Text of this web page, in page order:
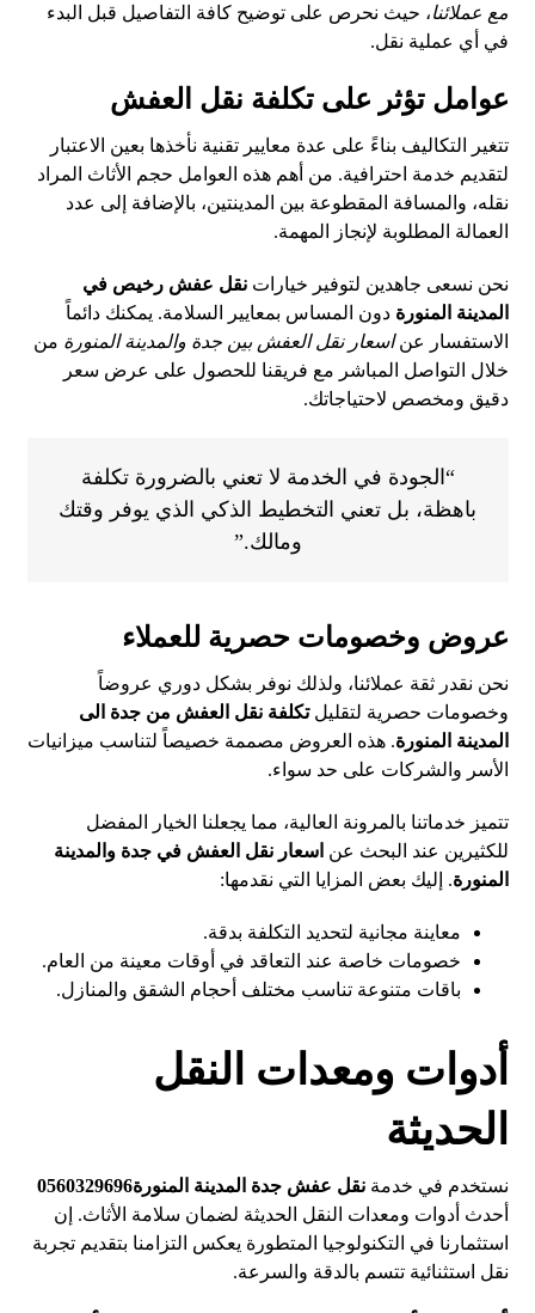
مع عملائنا، حيث نحرص على توضيح كافة التفاصيل قبل البدء
في أي عملية نقل.
عوامل تؤثر على تكلفة نقل العفش
تتغير التكاليف بناءً على عدة معايير تقنية نأخذها بعين الاعتبار
لتقديم خدمة احترافية. من أهم هذه العوامل حجم الأثاث المراد
نقله، والمسافة المقطوعة بين المدينتين، بالإضافة إلى عدد
العمالة المطلوبة لإنجاز المهمة.
نحن نسعى جاهدين لتوفير خياراتنقل عفش رخيص في
المدينة المنورة دون المساس بمعايير السلامة. يمكنك دائماً
الاستفسار عناسعار نقل العفش بين جدة والمدينة المنورة من
خلال التواصل المباشر مع فريقنا للحصول على عرض سعر
دقيق ومخصص لاحتياجاتك.
“الجودة في الخدمة لا تعني بالضرورة تكلفة
باهظة، بل تعني التخطيط الذكي الذي يوفر وقتك
ومالك.”
عروض وخصومات حصرية للعملاء
نحن نقدر ثقة عملائنا، ولذلك نوفر بشكل دوري عروضاً
وخصومات حصرية لتقليلتكلفة نقل العفش من جدة الى
المدينة المنورة. هذه العروض مصممة خصيصاً لتناسب ميزانيات
الأسر والشركات على حد سواء.
تتميز خدماتنا بالمرونة العالية، مما يجعلنا الخيار المفضل
للكثيرين عند البحث عن اسعار نقل العفش في جدة والمدينة
المنورة. إليك بعض المزايا التي نقدمها:
معاينة مجانية لتحديد التكلفة بدقة.
خصومات خاصة عند التعاقد في أوقات معينة من العام.
باقات متنوعة تناسب مختلف أحجام الشقق والمنازل.
أدوات ومعدات النقل
الحديثة
نستخدم في خدمةنقل عفش جدة المدينة المنورة0560329696
أحدث أدوات ومعدات النقل الحديثة لضمان سلامة الأثاث. إن
استثمارنا في التكنولوجيا المتطورة يعكس التزامنا بتقديم تجربة
نقل استثنائية تتسم بالدقة والسرعة.